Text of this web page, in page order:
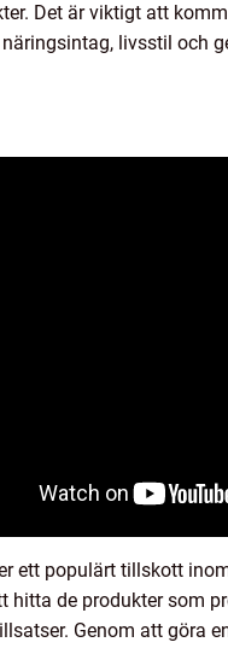
Det är viktigt att
livsstil och
ett populärt tillskott
hitta de produkter som
Genom att göra